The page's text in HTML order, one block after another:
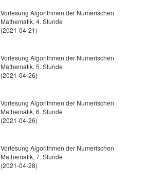
Vorlesung Algorithmen der Numerischen
Mathematik, 4. Stunde
(2021-04-21)
Vorlesung Algorithmen der Numerischen
Mathematik, 5. Stunde
(2021-04-26)
Vorlesung Algorithmen der Numerischen
Mathematik, 6. Stunde
(2021-04-26)
Vorlesung Algorithmen der Numerischen
Mathematik, 7. Stunde
(2021-04-28)